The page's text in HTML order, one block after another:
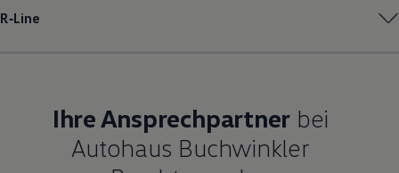
R‑Line
Ihre Ansprechpartner bei
Autohaus Buchwinkler